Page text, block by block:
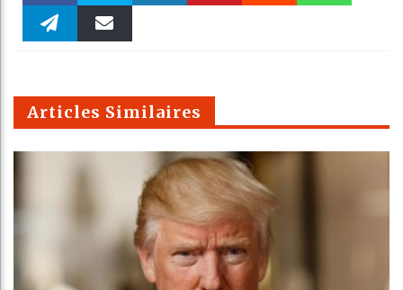
Faceboo Twitter
m
Articles Similaires